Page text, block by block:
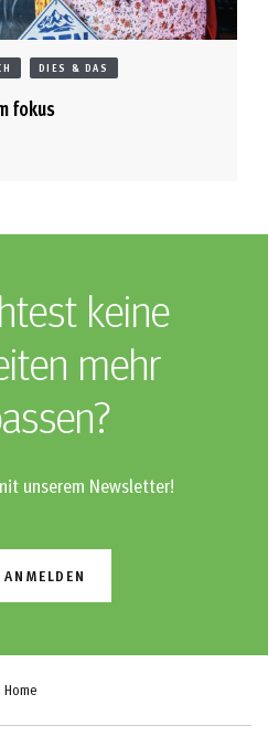
DIES & DAS
fokus
keine
mehr
unserem Newsletter!
Home